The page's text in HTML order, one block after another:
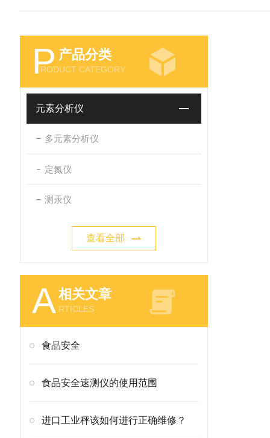
P 产品分类
RODUCT CATEGORY
元素分析仪
多元素分析仪
定氮仪
测汞仪
查看全部
A相关文章
RTICLES
食品安全
食品安全速测仪的使用范围
进口工业秤该如何进行正确维修？